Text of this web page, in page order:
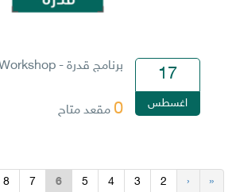
17
اغسطس
برنامج قدرة - Online Workshop
0 مقعد متاح
«
‹
2
3
4
5
6
7
8